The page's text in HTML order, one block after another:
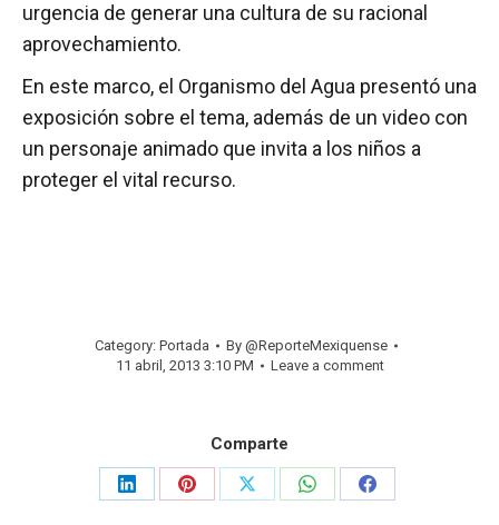
urgencia de generar una cultura de su racional
aprovechamiento.
En este marco, el Organismo del Agua presentó una
exposición sobre el tema, además de un video con
un personaje animado que invita a los niños a
proteger el vital recurso.
Category: Portada By @ReporteMexiquense
11 abril, 2013 3:10 PM
Leave a comment
Comparte
Share
Share
Share
Share
Share